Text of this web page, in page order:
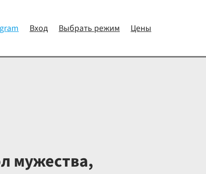
Вход Выбрать режим Цены
мужества,